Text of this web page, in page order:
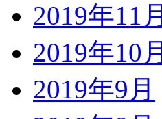
2019年11月
2019年10月
2019年9月